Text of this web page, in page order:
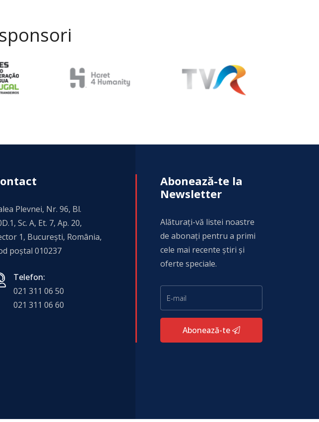
Plevnei, Nr. 96, Bl.
Sc. A, Et. 7, Ap. 20,
1, Bucureşti, România,
poștal 010237
Telefon:
021 311 06 50
021 311 06 60
Abonează-te la
Newsletter
Alăturați-vă listei noastre
de abonați pentru a primi
cele mai recente știri și
oferte speciale.
Abonează-te